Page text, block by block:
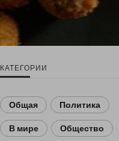
КАТЕГОРИИ
Общая Политика
В мире Общество